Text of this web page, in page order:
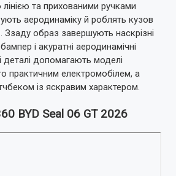
та прихованими ручками
аеродинаміку й роблять кузов
Ззаду образ завершують наскрізні
і акуратні аеродинамічні
допомагають моделі
практичним електромобілем, а
із яскравим характером.
BYD Seal 06 GT 2026